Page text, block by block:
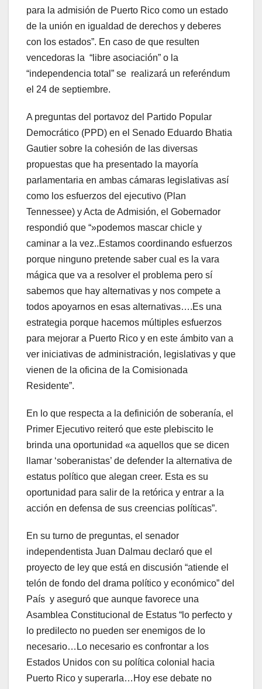
para la admisión de Puerto Rico como un estado
de la unión en igualdad de derechos y deberes
con los estados”. En caso de que resulten
vencedoras la “libre asociación” o la
“independencia total” se realizará un referéndum
el 24 de septiembre.
A preguntas del portavoz del Partido Popular
Democrático (PPD) en el Senado Eduardo Bhatia
Gautier sobre la cohesión de las diversas
propuestas que ha presentado la mayoría
parlamentaria en ambas cámaras legislativas así
como los esfuerzos del ejecutivo (Plan
Tennessee) y Acta de Admisión, el Gobernador
respondió que “»podemos mascar chicle y
caminar a la vez..Estamos coordinando esfuerzos
porque ninguno pretende saber cual es la vara
mágica que va a resolver el problema pero sí
sabemos que hay alternativas y nos compete a
todos apoyarnos en esas alternativas….Es una
estrategia porque hacemos múltiples esfuerzos
para mejorar a Puerto Rico y en este ámbito van a
ver iniciativas de administración, legislativas y que
vienen de la oficina de la Comisionada
Residente”.
En lo que respecta a la definición de soberanía, el
Primer Ejecutivo reiteró que este plebiscito le
brinda una oportunidad «a aquellos que se dicen
llamar ‘soberanistas’ de defender la alternativa de
estatus político que alegan creer. Esta es su
oportunidad para salir de la retórica y entrar a la
acción en defensa de sus creencias políticas”.
En su turno de preguntas, el senador
independentista Juan Dalmau declaró que el
proyecto de ley que está en discusión “atiende el
telón de fondo del drama político y económico” del
País y aseguró que aunque favorece una
Asamblea Constitucional de Estatus “lo perfecto y
lo predilecto no pueden ser enemigos de lo
necesario…Lo necesario es confrontar a los
Estados Unidos con su política colonial hacia
Puerto Rico y superarla…Hoy ese debate no